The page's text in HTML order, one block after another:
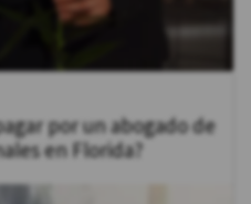
por un abogado de
en Florida?